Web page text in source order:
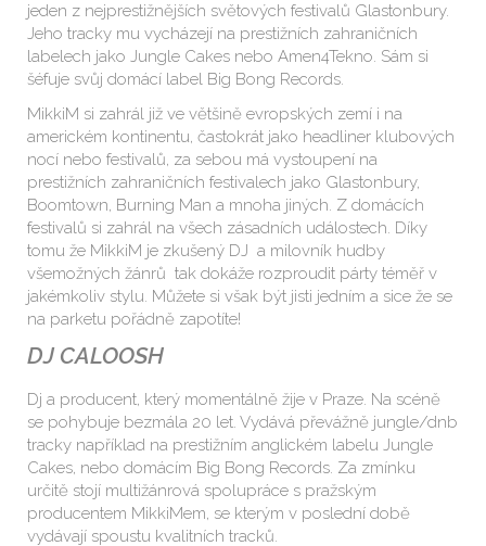
jeden z nejprestižnějších světových festivalů Glastonbury.
Jeho tracky mu vycházejí na prestižních zahraničních
labelech jako Jungle Cakes nebo Amen4Tekno. Sám si
šéfuje svůj domácí label Big Bong Records.
MikkiM si zahrál již ve většině evropských zemí i na
americkém kontinentu, častokrát jako headliner klubových
nocí nebo festivalů, za sebou má vystoupení na
prestižních zahraničních festivalech jako Glastonbury,
Boomtown, Burning Man a mnoha jiných. Z domácích
festivalů si zahrál na všech zásadních událostech. Díky
tomu že MikkiM je zkušený DJ a milovník hudby
všemožných žánrů tak dokáže rozproudit párty téměř v
jakémkoliv stylu. Můžete si však být jisti jedním a sice že se
na parketu pořádně zapotíte!
DJ CALOOSH
Dj a producent, který momentálně žije v Praze. Na scéně
se pohybuje bezmála 20 let. Vydává převážně jungle/dnb
tracky například na prestižním anglickém labelu Jungle
Cakes, nebo domácím Big Bong Records. Za zmínku
určitě stojí multižánrová spolupráce s pražským
producentem MikkiMem, se kterým v poslední době
vydávají spoustu kvalitních tracků.